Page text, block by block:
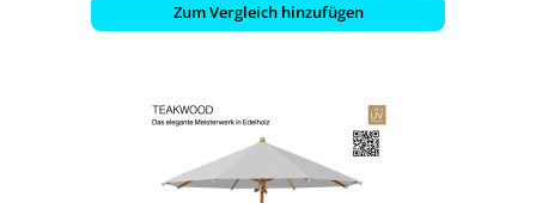
Zum Vergleich hinzufügen